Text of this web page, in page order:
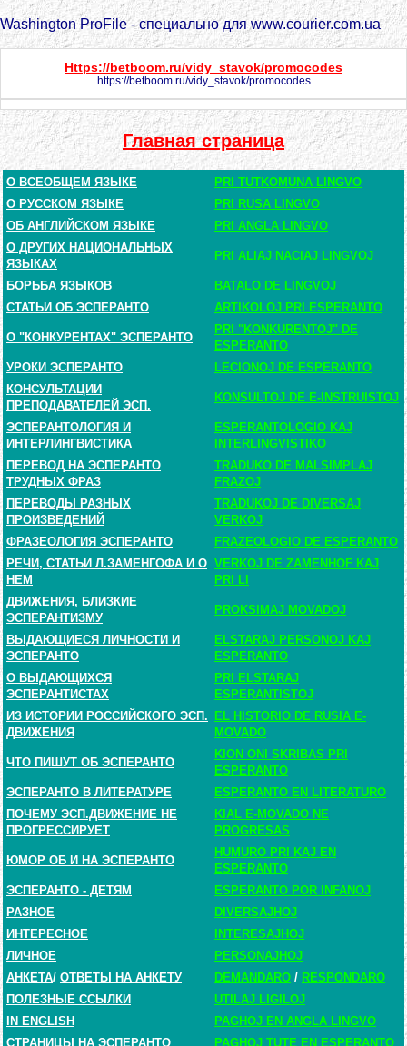
Washington ProFile - специально для www.courier.com.ua
Https://betboom.ru/vidy_stavok/promocodes
https://betboom.ru/vidy_stavok/promocodes
Главная страница
О ВСЕОБЩЕМ ЯЗЫКЕ
PRI TUTKOMUNA LINGVO
О РУССКОМ ЯЗЫКЕ
PRI RUSA LINGVO
ОБ АНГЛИЙСКОМ ЯЗЫКЕ
PRI ANGLA LINGVO
О ДРУГИХ НАЦИОНАЛЬНЫХ
ЯЗЫКАХ
PRI ALIAJ NACIAJ LINGVOJ
БОРЬБА ЯЗЫКОВ
BATALO DE LINGVOJ
СТАТЬИ ОБ ЭСПЕРАНТО
ARTIKOLOJ PRI ESPERANTO
О "КОНКУРЕНТАХ" ЭСПЕРАНТО
PRI "KONKURENTOJ" DE
ESPERANTO
УРОКИ ЭСПЕРАНТО
LECIONOJ DE ESPERANTO
КОНСУЛЬТАЦИИ
ПРЕПОДАВАТЕЛЕЙ ЭСП.
KONSULTOJ DE E-INSTRUISTOJ
ЭСПЕРАНТОЛОГИЯ И
ИНТЕРЛИНГВИСТИКА
ESPERANTOLOGIO KAJ
INTERLINGVISTIKO
ПЕРЕВОД НА ЭСПЕРАНТО
ТРУДНЫХ ФРАЗ
TRADUKO DE MALSIMPLAJ
FRAZOJ
ПЕРЕВОДЫ РАЗНЫХ
ПРОИЗВЕДЕНИЙ
TRADUKOJ DE DIVERSAJ
VERKOJ
ФРАЗЕОЛОГИЯ ЭСПЕРАНТО
FRAZEOLOGIO DE ESPERANTO
РЕЧИ, СТАТЬИ Л.ЗАМЕНГОФА И О
НЕМ
VERKOJ DE ZAMENHOF KAJ
PRI LI
ДВИЖЕНИЯ, БЛИЗКИЕ
ЭСПЕРАНТИЗМУ
PROKSIMAJ MOVADOJ
ВЫДАЮЩИЕСЯ ЛИЧНОСТИ И
ЭСПЕРАНТО
ELSTARAJ PERSONOJ KAJ
ESPERANTO
О ВЫДАЮЩИХСЯ
ЭСПЕРАНТИСТАХ
PRI ELSTARAJ
ESPERANTISTOJ
ИЗ ИСТОРИИ РОССИЙСКОГО ЭСП.
ДВИЖЕНИЯ
EL HISTORIO DE RUSIA E-
MOVADO
ЧТО ПИШУТ ОБ ЭСПЕРАНТО
KION ONI SKRIBAS PRI
ESPERANTO
ЭСПЕРАНТО В ЛИТЕРАТУРЕ
ESPERANTO EN LITERATURO
ПОЧЕМУ ЭСП.ДВИЖЕНИЕ НЕ
ПРОГРЕССИРУЕТ
KIAL E-MOVADO NE
PROGRESAS
ЮМОР ОБ И НА ЭСПЕРАНТО
HUMURO PRI KAJ EN
ESPERANTO
ЭСПЕРАНТО - ДЕТЯМ
ESPERANTO POR INFANOJ
РАЗНОЕ
DIVERSAJHOJ
ИНТЕРЕСНОЕ
INTERESAJHOJ
ЛИЧНОЕ
PERSONAJHOJ
АНКЕТА/ ОТВЕТЫ НА АНКЕТУ DEMANDARO / RESPONDARO
ПОЛЕЗНЫЕ ССЫЛКИ
UTILAJ LIGILOJ
IN ENGLISH
PAGHOJ EN ANGLA LINGVO
СТРАНИЦЫ НА ЭСПЕРАНТО
PAGHOJ TUTE EN ESPERANTO